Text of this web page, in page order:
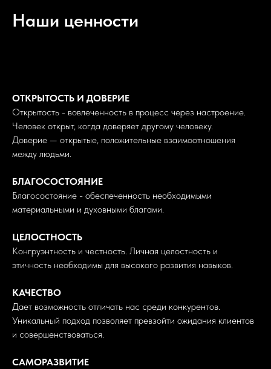
Наши ценности
ОТКРЫТОСТЬ И ДОВЕРИЕ
Открытость - вовлеченность в процесс через настроение.
Человек открыт, когда доверяет другому человеку.
Доверие — открытые, положительные взаимоотношения
между людьми.
БЛАГОСОСТОЯНИЕ
Благосостояние - обеспеченность необходимыми
материальными и духовными благами.
ЦЕЛОСТНОСТЬ
Конгруэнтность и честность. Личная целостность и
этичность необходимы для высокого развития навыков.
КАЧЕСТВО
Дает возможность отличать нас среди конкурентов.
Уникальный подход позволяет превзойти ожидания клиентов
и совершенствоваться.
САМОРАЗВИТИЕ